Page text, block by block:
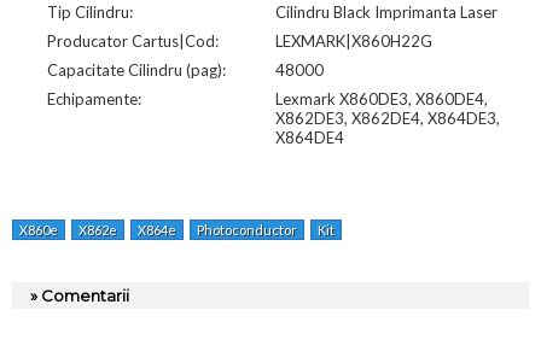
Tip Cilindru:
Cilindru Black Imprimanta Laser
Producator Cartus|Cod:
LEXMARK|X860H22G
Capacitate Cilindru (pag):
48000
Echipamente:
Lexmark X860DE3, X860DE4,
X862DE3, X862DE4, X864DE3,
X864DE4
X860e X862e X864e Photoconductor Kit
» Comentarii